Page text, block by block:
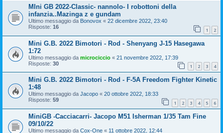
MIni GB 2022-Classic- nannolo- I robottoni della
infanzia..Mazinga z e gundam
Ultimo messaggio da Bonovox « 22 dicembre 2022, 23:40
Risposte: 16 1 2
Mini G.B. 2022 Bimotori - Rod - Shenyang J-15 Hasegawa
1:72
Ultimo messaggio da microciccio « 21 novembre 2022, 17:39
Risposte: 30 1 2 3 4
Mini G.B. 2022 Bimotori - Rod - F-5A Freedom Fighter Kinetic
1:48
Ultimo messaggio da Jacopo « 20 ottobre 2022, 18:33
Risposte: 59 1 2 3 4 5 6
MiniGB -Cacciacarri- Jacopo M51 Isherman 1/35 Tam Fine
09/10/22
Ultimo messaggio da Cox-One « 11 ottobre 2022, 12:44